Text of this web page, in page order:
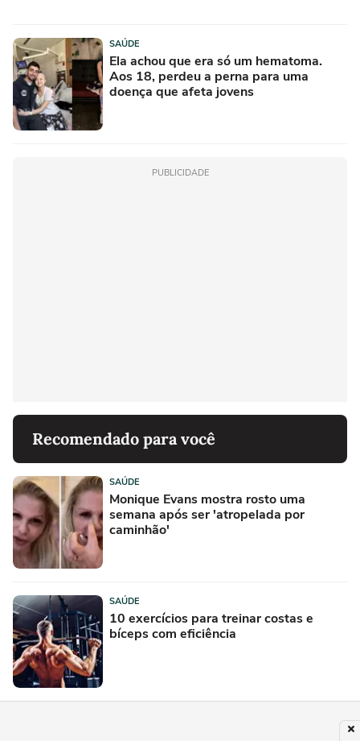
SAÚDE
Ela achou que era só um hematoma.
Aos 18, perdeu a perna para uma
doença que afeta jovens
PUBLICIDADE
Recomendado para você
SAÚDE
Monique Evans mostra rosto uma
semana após ser 'atropelada por
caminhão'
SAÚDE
10 exercícios para treinar costas e
bíceps com eficiência